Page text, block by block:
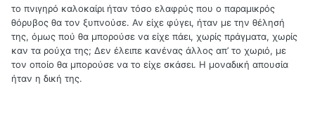
το πνιγηρό καλοκαίρι ήταν τόσο ελαφρύς που ο παραμικρός
θόρυβος θα τον ξυπνούσε. Αν είχε φύγει, ήταν με την θέλησή
της, όμως πού θα μπορούσε να είχε πάει, χωρίς πράγματα, χωρίς
καν τα ρούχα της; Δεν έλειπε κανένας άλλος απ’ το χωριό, με
τον οποίο θα μπορούσε να το είχε σκάσει. Η μοναδική απουσία
ήταν η δική της.